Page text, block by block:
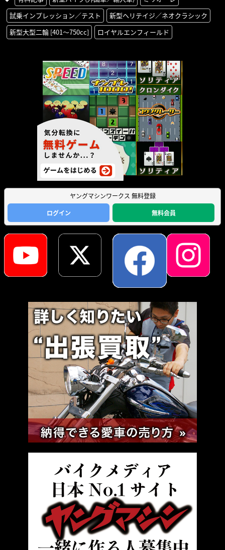
試乗インプレッション／テスト
新型ヘリテイジ／ネオクラシック
新型大型二輪 [401〜750cc]
ロイヤルエンフィールド
ヤングマシンワークス 無料登録
ログイン
無料会員